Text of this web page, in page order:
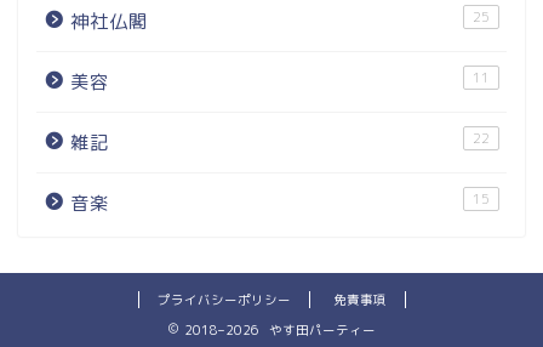
神社仏閣 25
美容 11
雑記 22
音楽 15
プライバシーポリシー
免責事項
2018–2026 やす田パーティー